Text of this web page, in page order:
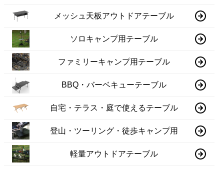
メッシュ天板アウトドアテーブル
ソロキャンプ用テーブル
ファミリーキャンプ用テーブル
BBQ・バーベキューテーブル
自宅・テラス・庭で使えるテーブル
登山・ツーリング・徒歩キャンプ用
軽量アウトドアテーブル